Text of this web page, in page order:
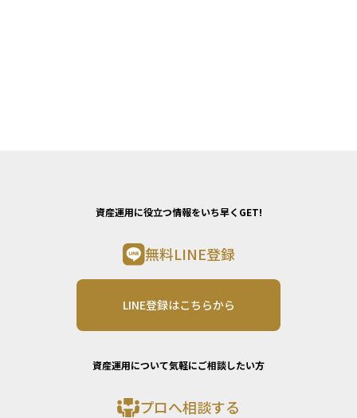
資産運用に役立つ情報をいち早くGET!
無料LINE登録
LINE登録はこちらから
資産運用について気軽にご相談したい方
プロへ相談する